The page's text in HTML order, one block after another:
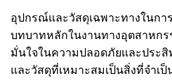
อุปกรณ์และวัสดุเฉพาะทางในกา
บทบาทหลักในงานทางอุตสาหกร
มั่นใจในความปลอดภัยและประ
และวัสดุที่เหมาะสมเป็นสิ่งที่จำเป็